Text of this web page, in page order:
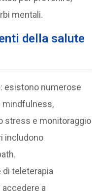
mentali.
della salute
: esistono numerose
mindfulness,
stress e monitoraggio
includono
di teleterapia
a